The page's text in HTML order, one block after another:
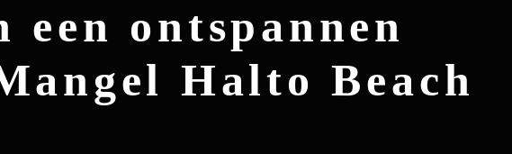
een ontspannen
Halto Beach